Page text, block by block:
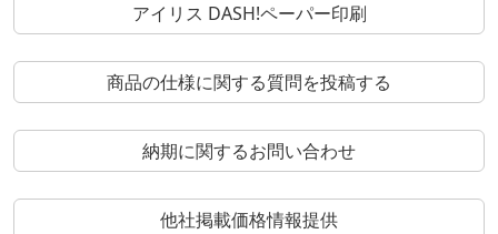
アイリス DASH!ペーパー印刷
商品の仕様に関する質問を投稿する
納期に関するお問い合わせ
他社掲載価格情報提供